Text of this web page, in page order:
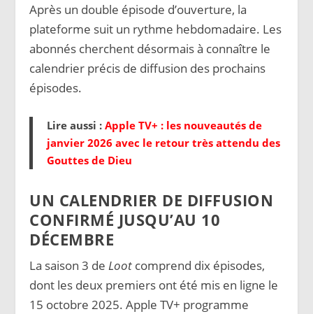
Après un double épisode d’ouverture, la
plateforme suit un rythme hebdomadaire. Les
abonnés cherchent désormais à connaître le
calendrier précis de diffusion des prochains
épisodes.
Lire aussi : Apple TV+ : les nouveautés de
janvier 2026 avec le retour très attendu des
Gouttes de Dieu
UN CALENDRIER DE DIFFUSION
CONFIRMÉ JUSQU’AU 10
DÉCEMBRE
La saison 3 deLoot comprend dix épisodes,
dont les deux premiers ont été mis en ligne le
15 octobre 2025. Apple TV+ programme